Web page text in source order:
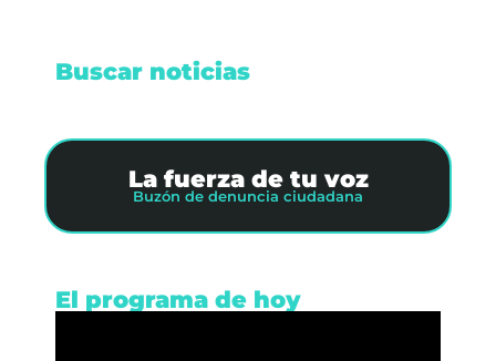
Buscar noticias
La fuerza de tu voz
Buzón de denuncia ciudadana
El programa de hoy